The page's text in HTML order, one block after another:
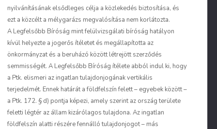
nyilvánításának elsődleges célja a közlekedés biztosítása, és
ezt a közcélt a mélygarázs megvalósítása nem korlátozta.
A Legfelsőbb Bíróság mint felülvizsgálati bíróság hatályon
kívül helyezte a jogerős ítéletet és megállapította az
önkormányzat és a beruházó között létrejött szerződés
semmisségét. A Legfelsőbb Bíróság ítélete abból indul ki, hogy
a Ptk. elismeri az ingatlan tulajdonjogának vertikális
terjedelmét. Ennek határát a földfelszín felett – egyebek között –
a Ptk. 172. § d) pontja képezi, amely szerint az ország területe
feletti légtér az állam kizárólagos tulajdona. Az ingatlan
földfelszín alatti részére fennálló tulajdonjogot – más